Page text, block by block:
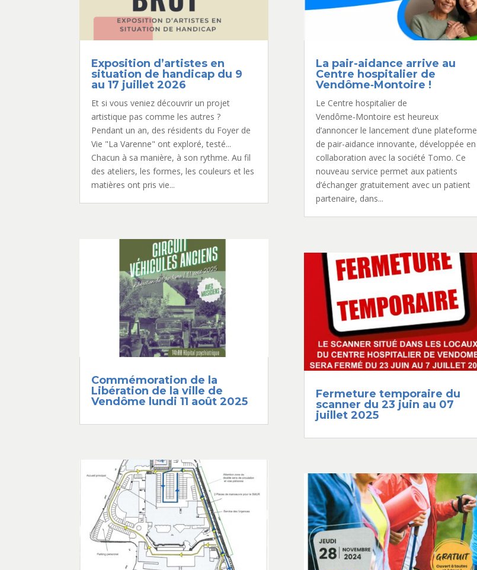
Exposition d’artistes en
situation de handicap du 9
au 17 juillet 2026
Et si vous veniez découvrir un projet
artistique pas comme les autres ?
Pendant un an, des résidents du Foyer de
Vie "La Varenne" ont exploré, testé...
Chacun à sa manière, à son rythme. Au fil
des ateliers, les formes, les couleurs et les
matières ont pris vie...
Commémoration de la
Libération de la ville de
Vendôme lundi 11 août 2025
La pair-aidance arrive au
Centre hospitalier de
Vendôme‑Montoire !
Le Centre hospitalier de
Vendôme‑Montoire est heureux
d’annoncer le lancement d’une plateforme
de pair-aidance innovante, développée en
collaboration avec la société Tomo. Ce
nouveau service permet aux patients
d’échanger gratuitement avec un patient
partenaire, dans...
Fermeture temporaire du
scanner du 23 juin au 07
juillet 2025